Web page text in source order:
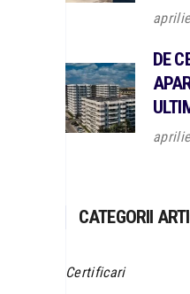
DE
CATEGORII
Certificari